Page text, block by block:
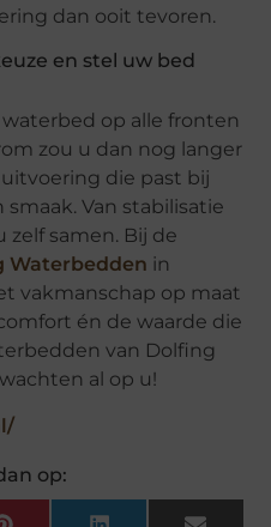
dan ooit tevoren.
en stel uw bed
op alle fronten
zou u dan nog langer
die past bij
Van stabilisatie
zelf samen. Bij de
Waterbedden in
vakmanschap op maat
én de waarde die
van Dolfing
al op u!
op: